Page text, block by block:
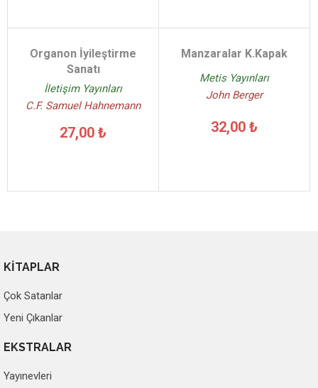
Organon İyileştirme
Sanatı
İletişim Yayınları
C.F. Samuel Hahnemann
27,00 ₺
Manzaralar K.Kapak
Metis Yayınları
John Berger
32,00 ₺
KİTAPLAR
Çok Satanlar
Yeni Çıkanlar
EKSTRALAR
Yayınevleri